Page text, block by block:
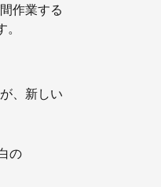
作業する
、新しい
の